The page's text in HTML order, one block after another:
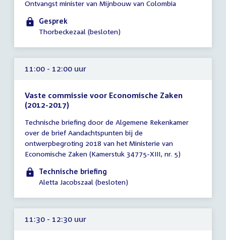
vergadering
11:00
-
uur
Ontvangst minister van Mijnbouw van Colombia
Gesprek
Thorbeckezaal (besloten)
11:00 - 12:00 uur
Vaste commissie voor Economische Zaken
(2012-2017)
vergadering
11:00
-
12:00
uur
Technische briefing door de Algemene Rekenkamer
over de brief Aandachtspunten bij de
ontwerpbegroting 2018 van het Ministerie van
Economische Zaken (Kamerstuk 34775-XIII, nr. 5)
Technische briefing
Aletta Jacobszaal (besloten)
11:30 - 12:30 uur